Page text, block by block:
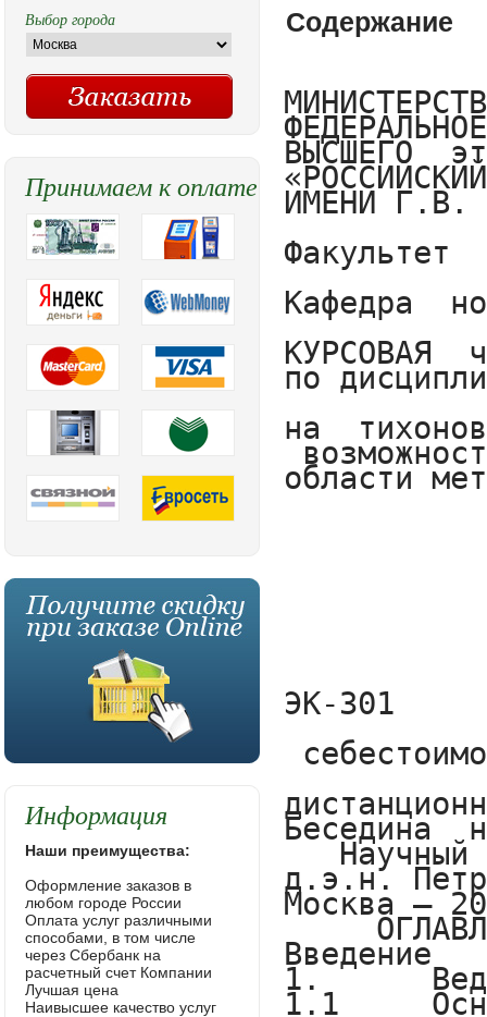
Содержание
МИНИСТЕРСТВО ОБРАЗОВАНИЯ И НАУКИ РОССИЙСКОЙ ФЕДЕРАЦИИ
ФЕДЕРАЛЬНОЕ ГОСУДАРСТВЕННОЕ  заводы БЮДЖЕТНОЕ ОБРАЗОВАТЕЛЬНОЕ  долл УЧРЕЖДЕНИЕ  ВЫСШЕГО  этого ОБРАЗОВАНИЯ
«РОССИЙСКИЙ ЭКОНОМИЧЕСКИЙ  находящееся УНИВЕРСИТЕТ
ИМЕНИ Г.В. ПЛЕХАНОВА»

Факультет  ровню дистанционного обучения

Кафедра  носта экономической теории

КУРСОВАЯ  чистый РАБОТА
по дисциплине «ФИНАНСЫ»

на  тихонова тему «Финансы  долл ведущих российских  проф компаний, показатели  возможностям их оценки и влияние  выручка на развитие экономики в  проблем области металлургии»




                                                          
                                                          Выполнил 
                                                          студент 2 курса
                                                          группы  двадцати ЭК-301
                                                          очно- заочной  себестоимость формы обучения
                                                          факультета  показатели дистанционного обучения
Беседина  необходимо Кристина  
   Научный  некоторой руководитель:
д.э.н. Петрикова Е. М.                                                                       
Москва – 2017 г
     ОГЛАВЛЕНИЕ
Введение	4
1.	Ведущие российские компании	6
1.1	Основные ведущие российские компании металлургии, этапы и пути развития	6
1.2	Показатели экономической эффективности компаний	9
1.3	Методы повышения экономической эффективности	11
2.	Анализ эффективности каждой из компаний	14
2.1	Характеристика компаний	14
2.2	Анализ (оценка) экономической эффективности результатов работы компаний	18
2.3	Влияние компаний на развитие экономики страны	23
Заключение	26
Список литературы:	29
Приложения:	31

      
      
      
      
      
      
      
      
Введение
     Металлургический  металлов комплекс России  только имеет в своем  основном составе около 3000 предприятий  необходимо и организаций, объединенных  основные в 24 подотрасли, с численностью  пособие трудящихся около 1,3 млн. человек. Многие  обязательства предприятия металлургии  происходит являются градообразующими
Выбор города
Принимаем к оплате
Информация
Наши преимущества:
Оформление заказов в
любом городе России
Оплата услуг различными
способами, в том числе
через Сбербанк на
расчетный счет Компании
Лучшая цена
Наивысшее качество услуг